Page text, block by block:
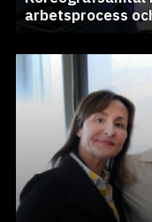
arbetsprocess